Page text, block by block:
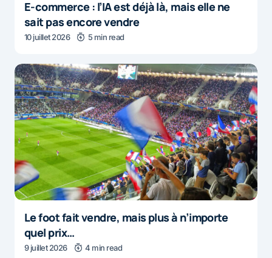
E-commerce : l’IA est déjà là, mais elle ne
sait pas encore vendre
10 juillet 2026 5 min read
Le foot fait vendre, mais plus à n’importe
quel prix…
9 juillet 2026 4 min read